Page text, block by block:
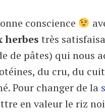
conscience
herbes très
de pâtes) qui nous
du cru, du
Pour changer de la
en valeur le riz